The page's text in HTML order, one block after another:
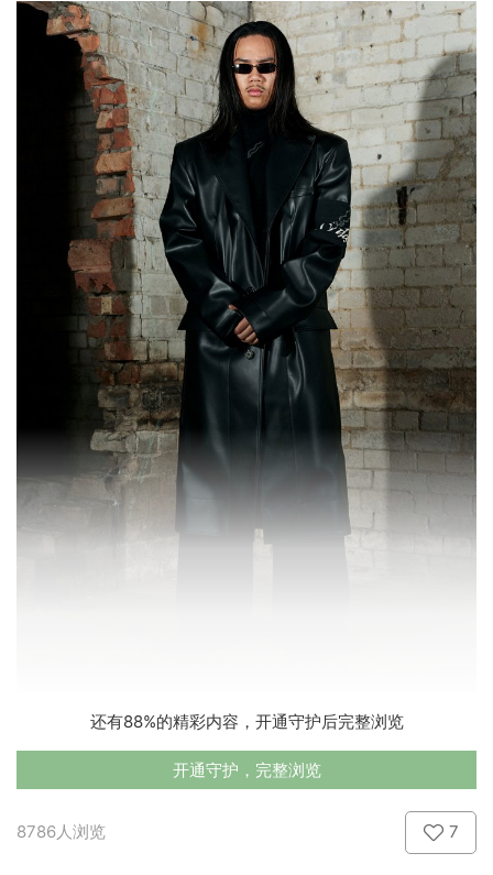
还有88%的精彩内容，开通守护后完整浏览
开通守护，完整浏览
8786人浏览 7